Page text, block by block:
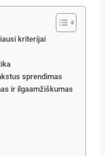
kriterijai
sprendimas
ir ilgaamžiškumas